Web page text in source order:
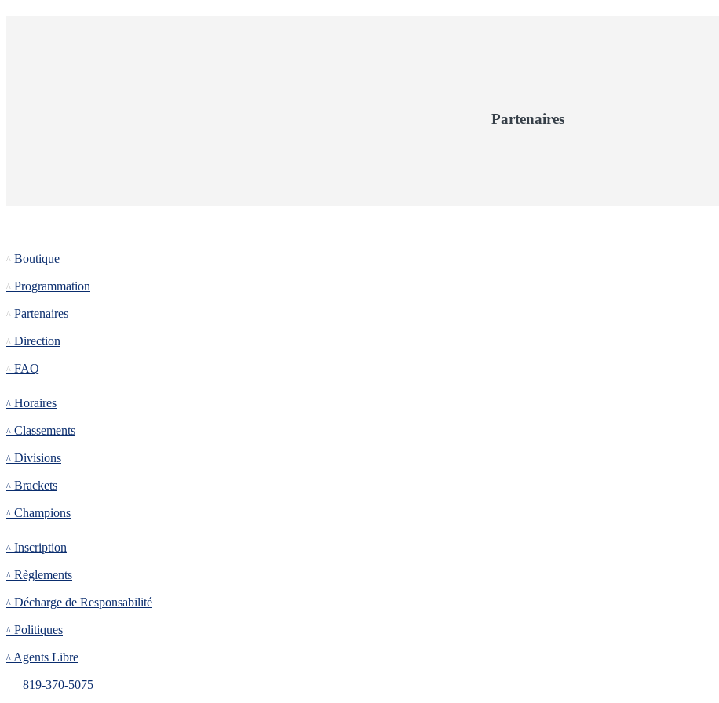
Partenaires
Boutique
Programmation
Partenaires
Direction
FAQ
Horaires
Classements
Divisions
Brackets
Champions
Inscription
Règlements
Décharge de Responsabilité
Politiques
Agents Libre
819-370-5075